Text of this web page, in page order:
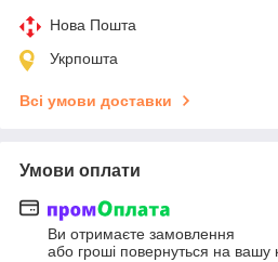
Нова Пошта
Укрпошта
Всі умови доставки
Умови оплати
Ви отримаєте замовлення
або гроші повернуться на вашу